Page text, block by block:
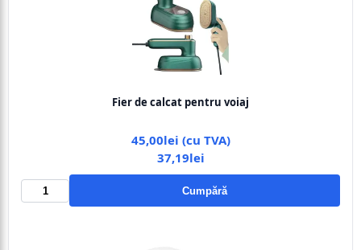
Fier de calcat pentru voiaj
45,00lei (cu TVA)
37,19lei
Cumpără